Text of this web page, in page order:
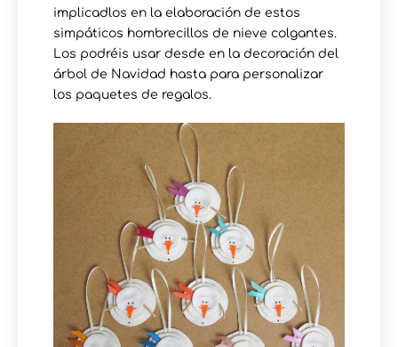
implicadlos en la elaboración de estos
simpáticos hombrecillos de nieve colgantes.
Los podréis usar desde en la decoración del
árbol de Navidad hasta para personalizar
los paquetes de regalos.